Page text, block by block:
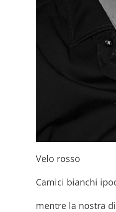
Velo rosso
Camici bianchi
mentre la nostra